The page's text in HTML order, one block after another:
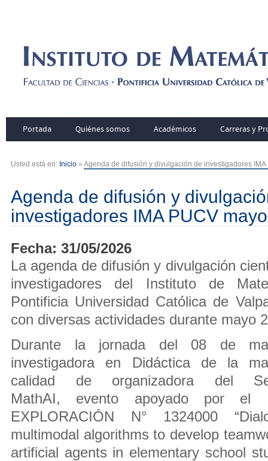
Portada Quiénes somos Académicos Carreras y
Usted está en: Inicio » Agenda de difusión y divulgación de investigadores IMA
Agenda de difusión y
investigadores IMA PUCV
Fecha: 31/05/2026
La agenda de difusión y divulgación
investigadores del Instituto de
Pontificia Universidad Católica de
con diversas actividades durante mayo
Durante la jornada del 08 de
investigadora en Didáctica de la
calidad de organizadora del
MathAI, evento apoyado por el
EXPLORACIÓN N° 1324000
multimodal algorithms to develop
artificial agents in elementary school